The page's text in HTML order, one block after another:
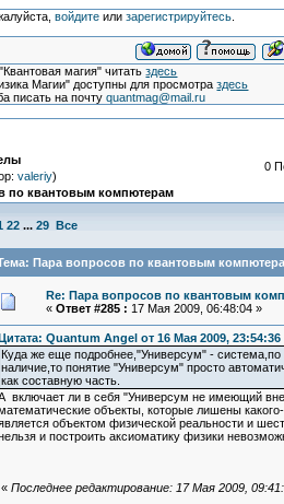
войдитеили зарегистрируйтесь.
магия" читатьздесь
Магии" доступны для просмотраздесь
писать на почтуquantmag@mail.ru
valeriy)
по квантовым компютерам
0
22 ... 29 Все
Пара вопросов по квантовым
Re: Пара вопросов по квантовым
« Ответ #285 : 17 Мая 2009, 06:48:04 »
Цитата: Quantum Angel от 16 Мая 2009, 23:54:36
Куда же еще подробнее,"Универсум" -
наличие,то понятие "Универсум" просто
как составную часть.
включает ли в себя "Универсум не имеющий
объекты, которые лишены
объектом физической реальности и
и построить аксиоматику физики
« Последнее редактирование: 17 Мая 2009,